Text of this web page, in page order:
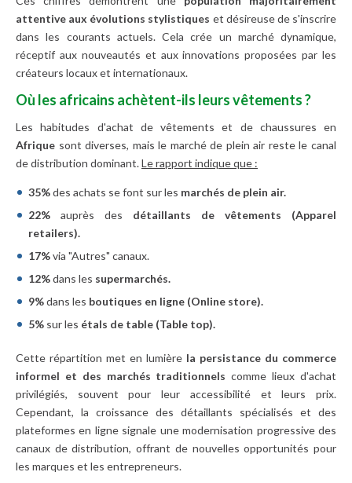
attentive aux évolutions stylistiques et désireuse de s'inscrire
dans les courants actuels. Cela crée un marché dynamique,
réceptif aux nouveautés et aux innovations proposées par les
créateurs locaux et internationaux.
Où les africains achètent-ils leurs vêtements ?
Les habitudes d'achat de vêtements et de chaussures en
Afrique sont diverses, mais le marché de plein air reste le canal
de distribution dominant.Le rapport indique que :
35%des achats se font sur les marchés de plein air.
22% auprès des détaillants de vêtements (Apparel
retailers).
17%via "Autres" canaux.
12%dans les supermarchés.
9%dans les boutiques en ligne (Online store).
5% sur les étals de table (Table top).
Cette répartition met en lumière la persistance du commerce
informel et des marchés traditionnels comme lieux d'achat
privilégiés, souvent pour leur accessibilité et leurs prix.
Cependant, la croissance des détaillants spécialisés et des
plateformes en ligne signale une modernisation progressive des
canaux de distribution, offrant de nouvelles opportunités pour
les marques et les entrepreneurs.